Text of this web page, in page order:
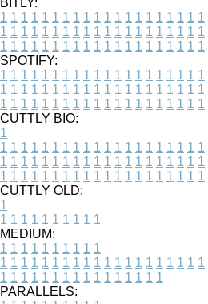
1 1 1 1 1 1 1 1 1 1 1 1 1 1 1 1 1 1 1 1
1 1 1 1 1 1 1 1 1 1 1 1 1 1 1 1 1 1 1 1
1 1 1 1 1 1 1 1 1 1 1 1 1 1 1 1 1 1 1 1
SPOTIFY:
1 1 1 1 1 1 1 1 1 1 1 1 1 1 1 1 1 1 1 1
1 1 1 1 1 1 1 1 1 1 1 1 1 1 1 1 1 1 1 1
1 1 1 1 1 1 1 1 1 1 1 1 1 1 1 1 1 1 1 1
CUTTLY BIO:
1
1 1 1 1 1 1 1 1 1 1 1 1 1 1 1 1 1 1 1 1
1 1 1 1 1 1 1 1 1 1 1 1 1 1 1 1 1 1 1 1
1 1 1 1 1 1 1 1 1 1 1 1 1 1 1 1 1 1 1 1
CUTTLY OLD:
1
1 1 1 1 1 1 1 1 1 1
MEDIUM:
1 1 1 1 1 1 1 1 1 1
1 1 1 1 1 1 1 1 1 1 1 1 1 1 1 1 1 1 1 1
1 1 1 1 1 1 1 1 1 1 1 1 1 1 1 1
PARALLELS: